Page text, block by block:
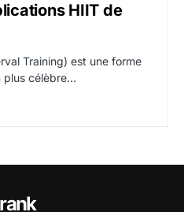
HIIT de
Training) est une forme
plus célèbre…